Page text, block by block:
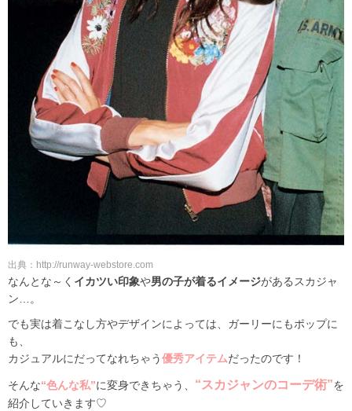
出典：http://runway-webstore.com
なんとな～く イカツい印象や男の子が着るイメージがあるスカジャ
ン…。
でも実は着こなし方やデザインによっては、ガーリーにもポップに
も、
カジュアルにだってなれちゃう優秀アイテムだったのです！
そんな“色んな私”に変身できちゃう、 “スカジャンのコーデ術”を
紹介していきます♡